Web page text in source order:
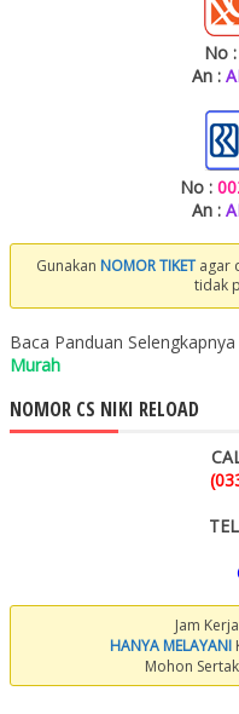
No :
An :
No :
An :
Gunakan NOMOR TIKET agar
tidak
Baca Panduan
Murah
NOMOR CS NIKI RELOAD
Jam
HANYA MELAYANI
Mohon